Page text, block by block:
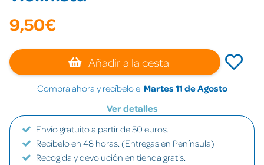
9,50€
Añadir a la cesta
Compra ahora y recíbelo el Martes 11 de Agosto
Ver detalles
Envío gratuito a partir de 50 euros.
Recíbelo en 48 horas. (Entregas en Península)
Recogida y devolución en tienda gratis.